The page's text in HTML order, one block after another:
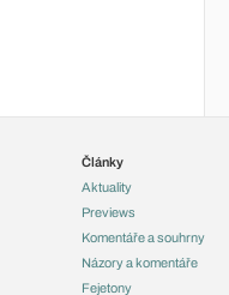
Články
Aktuality
Previews
Komentáře a souhrny
Názory a komentáře
Fejetony